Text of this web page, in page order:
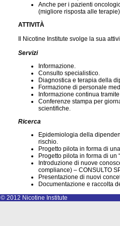
Anche per i pazienti
(migliore risposta alle
ATTIVITÀ
Il Nicotine Institute svolge la sua
Servizi
Informazione.
Consulto specialistico.
Diagnostica e terapia della
Formazione di personale
Informazione continua
Conferenze stampa per
scientifiche.
Ricerca
Epidemiologia della
rischio.
Progetto pilota in forma di
Progetto pilota in forma di un
Introduzione di nuove
compliance) – CONSULTO
Presentazione di nuovi
Documentazione e raccolta
© 2012 Nicotine Institute